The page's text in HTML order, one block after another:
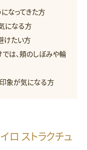
なってきた方
になる方
けたい方
は、頬のしぼみや輪
象が気になる方
ロ ストラクチュ